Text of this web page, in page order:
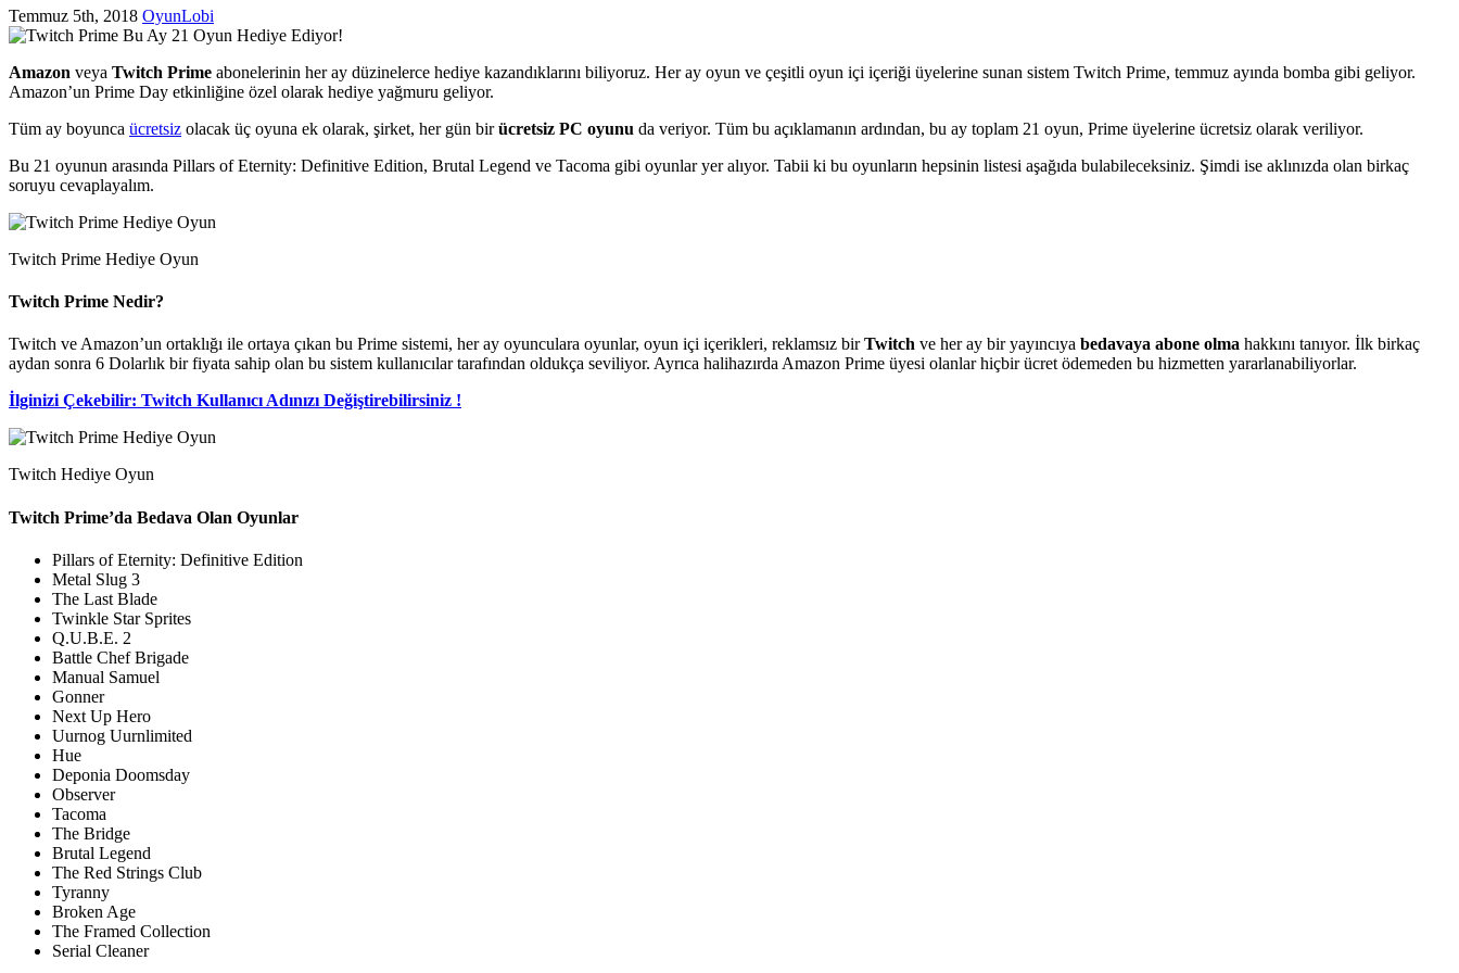
Temmuz 5th, 2018 OyunLobi
Amazon veya Twitch Prime abonelerinin her ay düzinelerce hediye kazandıklarını biliyoruz. Her ay oyun ve çeşitli oyun içi içeriği üyelerine sunan sistem Twitch Prime, temmuz ayında bomba gibi geliyor.
Amazon’un Prime Day etkinliğine özel olarak hediye yağmuru geliyor.
Tüm ay boyunca ücretsiz olacak üç oyuna ek olarak, şirket, her gün birücretsiz PC oyunu da veriyor. Tüm bu açıklamanın ardından, bu ay toplam 21 oyun, Prime üyelerine ücretsiz olarak veriliyor.
Bu 21 oyunun arasında Pillars of Eternity: Definitive Edition, Brutal Legend ve Tacoma gibi oyunlar yer alıyor. Tabii ki bu oyunların hepsinin listesi aşağıda bulabileceksiniz. Şimdi ise aklınızda olan birkaç
soruyu cevaplayalım.
Twitch Prime Hediye Oyun
Twitch Prime Nedir?
Twitch ve Amazon’un ortaklığı ile ortaya çıkan bu Prime sistemi, her ay oyunculara oyunlar, oyun içi içerikleri, reklamsız birTwitch ve her ay bir yayıncıya bedavaya abone olma hakkını tanıyor. İlk birkaç
aydan sonra 6 Dolarlık bir fiyata sahip olan bu sistem kullanıcılar tarafından oldukça seviliyor. Ayrıca halihazırda Amazon Prime üyesi olanlar hiçbir ücret ödemeden bu hizmetten yararlanabiliyorlar.
İlginizi Çekebilir: Twitch Kullanıcı Adınızı Değiştirebilirsiniz !
Twitch Hediye Oyun
Twitch Prime’da Bedava Olan Oyunlar
Pillars of Eternity: Definitive Edition
Metal Slug 3
The Last Blade
Twinkle Star Sprites
Q.U.B.E. 2
Battle Chef Brigade
Manual Samuel
Gonner
Next Up Hero
Uurnog Uurnlimited
Hue
Deponia Doomsday
Observer
Tacoma
The Bridge
Brutal Legend
The Red Strings Club
Tyranny
Broken Age
The Framed Collection
Serial Cleaner